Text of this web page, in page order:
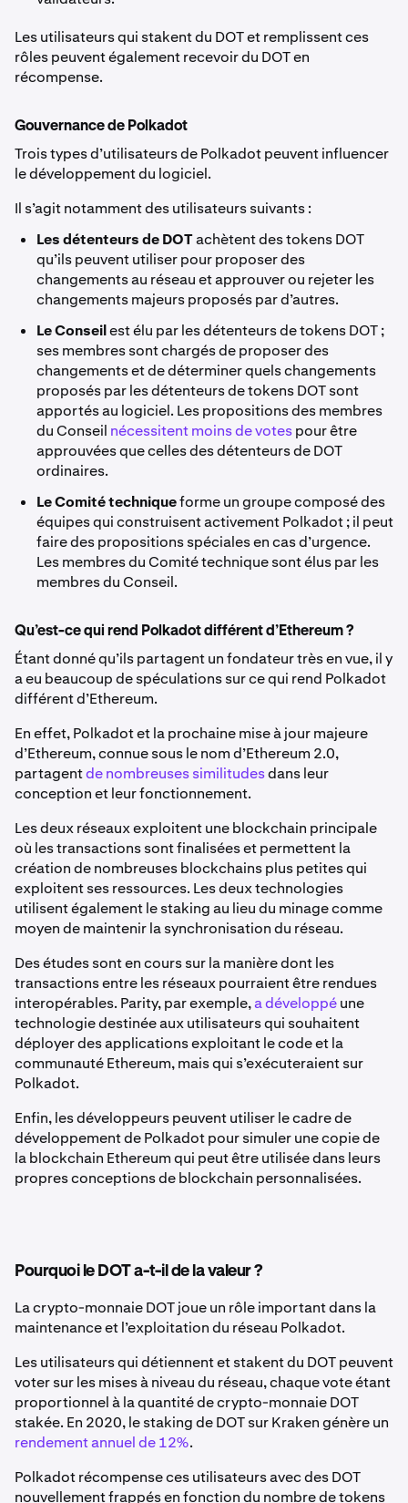
Les utilisateurs qui stakent du DOT et remplissent ces
rôles peuvent également recevoir du DOT en
récompense.
Gouvernance de Polkadot
Trois types d’utilisateurs de Polkadot peuvent influencer
le développement du logiciel.
Il s’agit notamment des utilisateurs suivants :
Les détenteurs de DOTachètent des tokens DOT
qu’ils peuvent utiliser pour proposer des
changements au réseau et approuver ou rejeter les
changements majeurs proposés par d’autres.
Le Conseilest élu par les détenteurs de tokens DOT ;
ses membres sont chargés de proposer des
changements et de déterminer quels changements
proposés par les détenteurs de tokens DOT sont
apportés au logiciel. Les propositions des membres
du Conseil nécessitent moins de votespour être
approuvées que celles des détenteurs de DOT
ordinaires.
Le Comité techniqueforme un groupe composé des
équipes qui construisent activement Polkadot ; il peut
faire des propositions spéciales en cas d’urgence.
Les membres du Comité technique sont élus par les
membres du Conseil.
Qu’est-ce qui rend Polkadot différent d’Ethereum ?
Étant donné qu’ils partagent un fondateur très en vue, il y
a eu beaucoup de spéculations sur ce qui rend Polkadot
différent d’Ethereum.
En effet, Polkadot et la prochaine mise à jour majeure
d’Ethereum, connue sous le nom d’Ethereum 2.0,
partagentde nombreuses similitudesdans leur
conception et leur fonctionnement.
Les deux réseaux exploitent une blockchain principale
où les transactions sont finalisées et permettent la
création de nombreuses blockchains plus petites qui
exploitent ses ressources. Les deux technologies
utilisent également le staking au lieu du minage comme
moyen de maintenir la synchronisation du réseau.
Des études sont en cours sur la manière dont les
transactions entre les réseaux pourraient être rendues
interopérables. Parity, par exemple,a développéune
technologie destinée aux utilisateurs qui souhaitent
déployer des applications exploitant le code et la
communauté Ethereum, mais qui s’exécuteraient sur
Polkadot.
Enfin, les développeurs peuvent utiliser le cadre de
développement de Polkadot pour simuler une copie de
la blockchain Ethereum qui peut être utilisée dans leurs
propres conceptions de blockchain personnalisées.
Pourquoi le DOT a-t-il de la valeur ?
La crypto-monnaie DOT joue un rôle important dans la
maintenance et l’exploitation du réseau Polkadot.
Les utilisateurs qui détiennent et stakent du DOT peuvent
voter sur les mises à niveau du réseau, chaque vote étant
proportionnel à la quantité de crypto-monnaie DOT
stakée. En 2020, le staking de DOT sur Kraken génère un
rendement annuel de 12%.
Polkadot récompense ces utilisateurs avec des DOT
nouvellement frappés en fonction du nombre de tokens